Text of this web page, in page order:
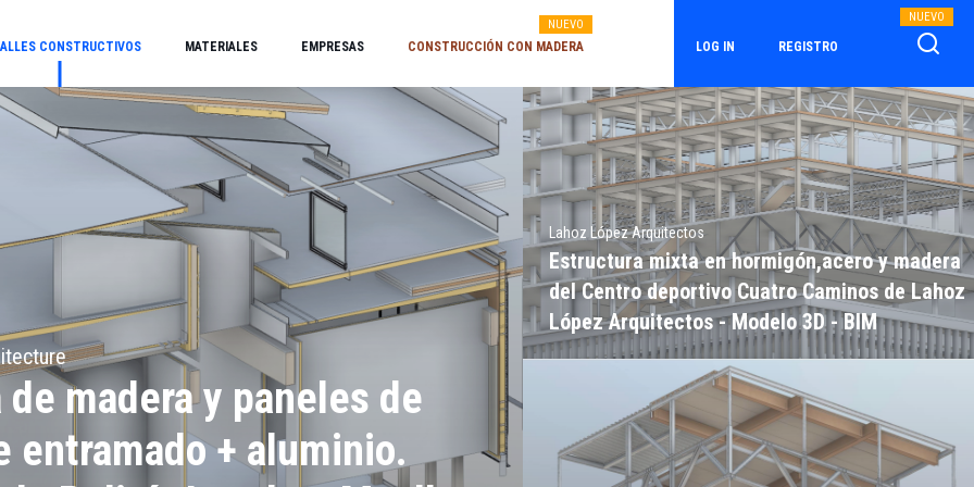
CONSTRUCTIVOS MATERIALES EMPRESAS CONSTRUCCIÓN CON MADERA
NUEVO
LOG IN REGISTRO
NUEVO
madera y paneles de
entramado + aluminio.
Lahoz López Arquitectos
Estructura mixta en hormigón,acero y madera
del Centro deportivo Cuatro Caminos de Lahoz
López Arquitectos - Modelo 3D - BIM